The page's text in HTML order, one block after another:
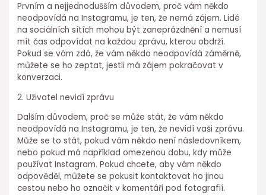
Prvním a nejjednodušším důvodem, proč vám někdo
neodpovídá na Instagramu, je ten, že nemá zájem. Lidé
na sociálních sítích mohou být zaneprázdnění a nemusí
mít čas odpovídat na každou zprávu, kterou obdrží.
Pokud se vám zdá, že vám někdo neodpovídá záměrně,
můžete se ho zeptat, jestli má zájem pokračovat v
konverzaci.
2. Uživatel nevidí zprávu
Dalším důvodem, proč se může stát, že vám někdo
neodpovídá na Instagramu, je ten, že nevidí vaši zprávu.
Může se to stát, pokud vám někdo není následovníkem,
nebo pokud má například omezenou dobu, kdy může
používat Instagram. Pokud chcete, aby vám někdo
odpověděl, můžete se pokusit kontaktovat ho jinou
cestou nebo ho označit v komentáři pod fotografií.